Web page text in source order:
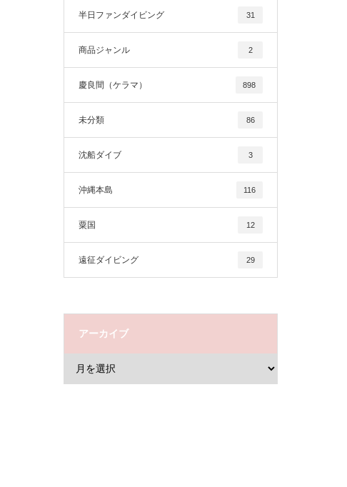
半日ファンダイビング 31
商品ジャンル 2
慶良間（ケラマ） 898
未分類 86
沈船ダイブ 3
沖縄本島 116
粟国 12
遠征ダイビング 29
アーカイブ